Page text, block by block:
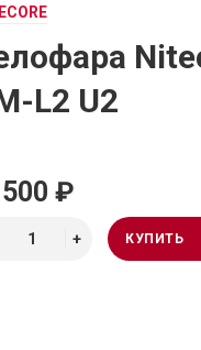
L2 U2
₽
КУПИТЬ